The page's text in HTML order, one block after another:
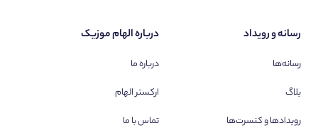
رسانه و رویداد
رسانه‌ها
بلاگ
رویدادها و کنسرت‌ها
درباره الهام موزیک
درباره ما
ارکستر الهام
تماس با ما